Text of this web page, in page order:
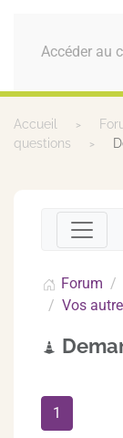
Accéder au
MENU
Accueil
questions
Forum
Vos
1